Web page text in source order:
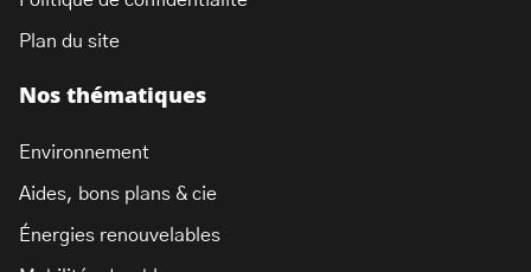
Nos thématiques
Environnement
Aides, bons plans & cie
Énergies renouvelables
Plan du site